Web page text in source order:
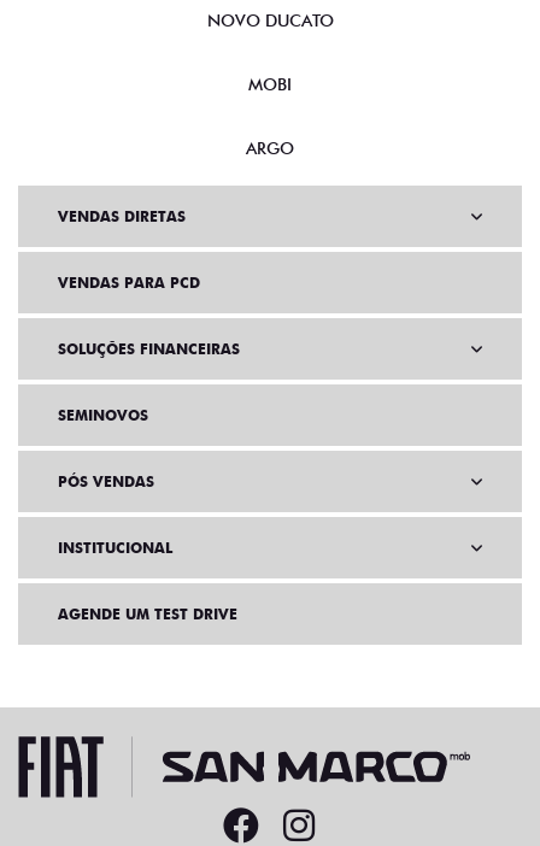
NOVO DUCATO
MOBI
ARGO
VENDAS DIRETAS
VENDAS PARA PCD
SOLUÇÕES FINANCEIRAS
SEMINOVOS
PÓS VENDAS
INSTITUCIONAL
AGENDE UM TEST DRIVE